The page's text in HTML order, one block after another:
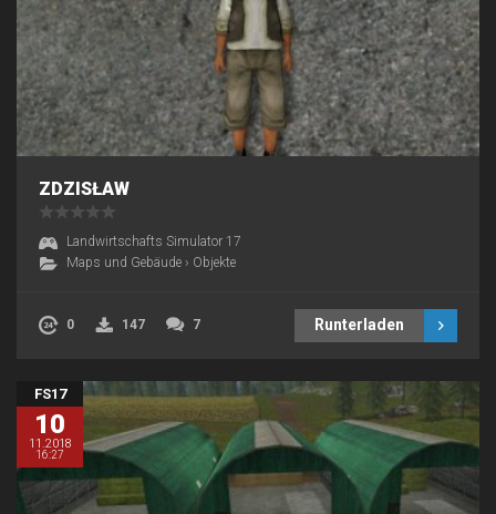
ZDZISŁAW
Landwirtschafts Simulator 17
Maps und Gebäude › Objekte
0 147 7 Runterladen
FS17
10
11.2018
16:27